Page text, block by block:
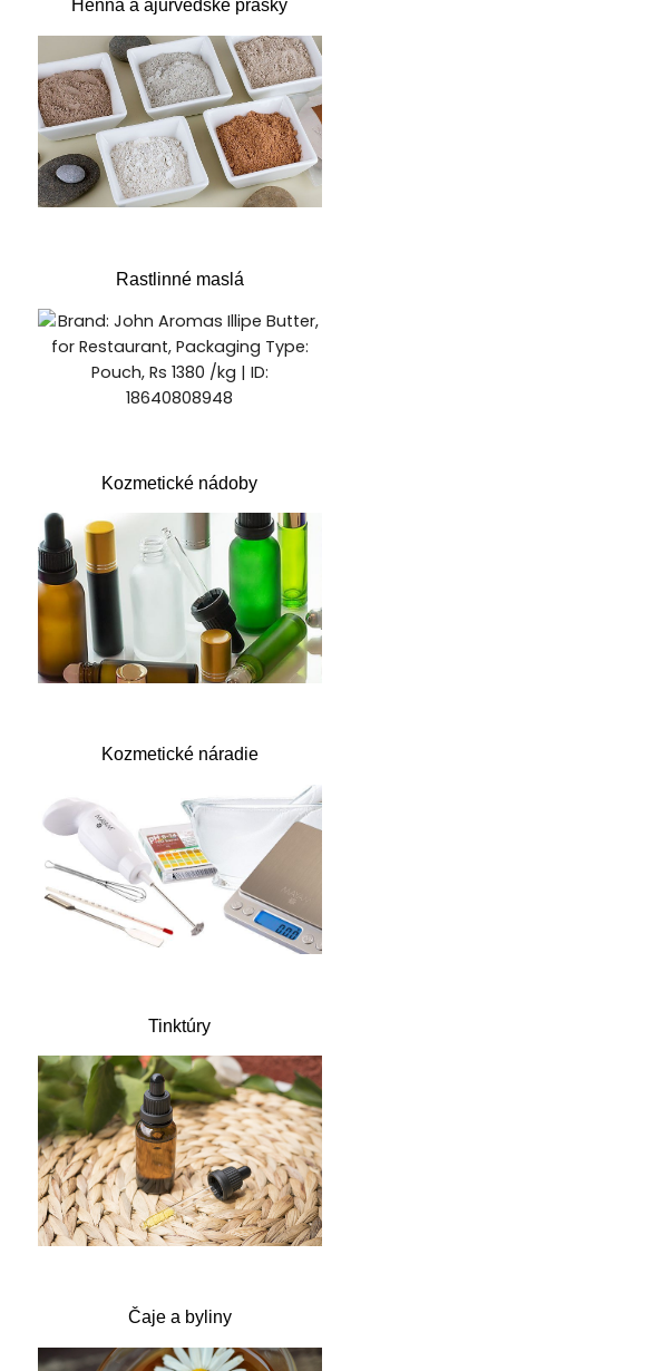
Henna a ajurvédske prášky
Rastlinné maslá
Kozmetické nádoby
Kozmetické náradie
Tinktúry
Čaje a byliny